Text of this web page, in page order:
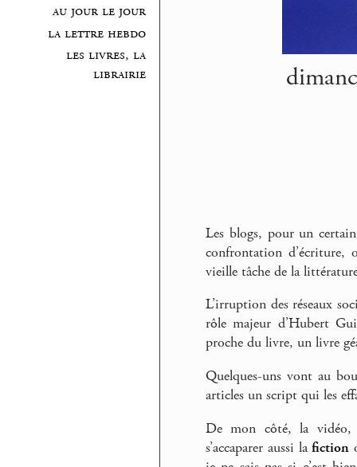
au jour le jour
la lettre hebdo
les livres, la
librairie
Les blogs, pour un
confrontation d’écriture,
vieille tâche de la
L’irruption des réseaux
rôle majeur d’Hubert
proche du livre, un livre
Quelques-uns vont au
articles un script qui les
De mon côté, la vidéo,
s’accaparer aussi lafiction